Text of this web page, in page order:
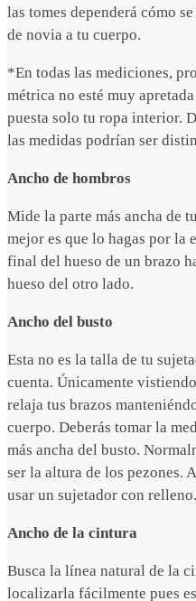
las tomes dependerá cómo
de novia a tu cuerpo.
*En todas las mediciones,
métrica no esté muy
puesta solo tu ropa interior.
las medidas podrían ser
Ancho de hombros
Mide la parte más ancha de
mejor es que lo hagas por la
final del hueso de un brazo
hueso del otro lado.
Ancho del busto
Esta no es la talla de tu
cuenta. Únicamente
relaja tus brazos
cuerpo. Deberás tomar la
más ancha del busto.
ser la altura de los pezones.
usar un sujetador con relleno.
Ancho de la cintura
Busca la línea natural de la
localizarla fácilmente pues